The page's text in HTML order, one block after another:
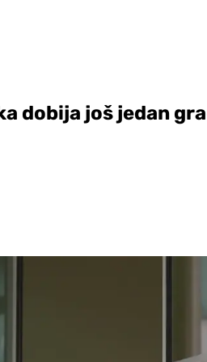
dobija još jedan